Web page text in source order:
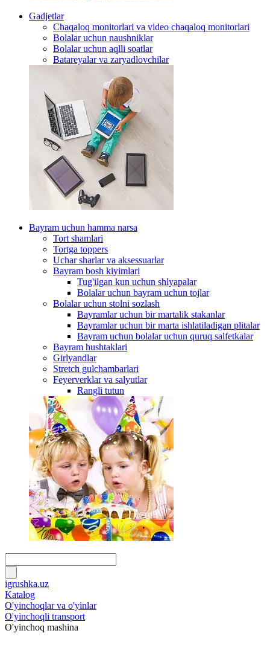
Gadjetlar
Chaqaloq monitorlari va video chaqaloq monitorlari
Bolalar uchun naushniklar
Bolalar uchun aqlli soatlar
Batareyalar va zaryadlovchilar
Bayram uchun hamma narsa
Tort shamlari
Tortga toppers
Uchar sharlar va aksessuarlar
Bayram bosh kiyimlari
Tug'ilgan kun uchun shlyapalar
Bolalar uchun bayram uchun tojlar
Bolalar uchun stolni sozlash
Bayramlar uchun bir martalik stakanlar
Bayramlar uchun bir marta ishlatiladigan plitalar
Bayram uchun bolalar uchun quruq salfetkalar
Bayram hushtaklari
Girlyandlar
Stretch gulchambarlari
Feyerverklar va salyutlar
Rangli tutun
igrushka.uz
Katalog
O'yinchoqlar va o'yinlar
O'yinchoqli transport
O'yinchoq mashina